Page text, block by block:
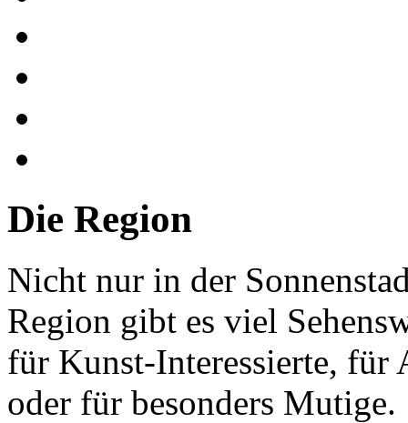
Die Region
Nicht nur in der
Region gibt es viel
für Kunst-Interessierte, für
oder für besonders Mutige.